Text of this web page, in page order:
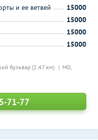
бульвар (2.47 км)
МО,
и ее ветвей
15000
15000
15000
15000
71-77